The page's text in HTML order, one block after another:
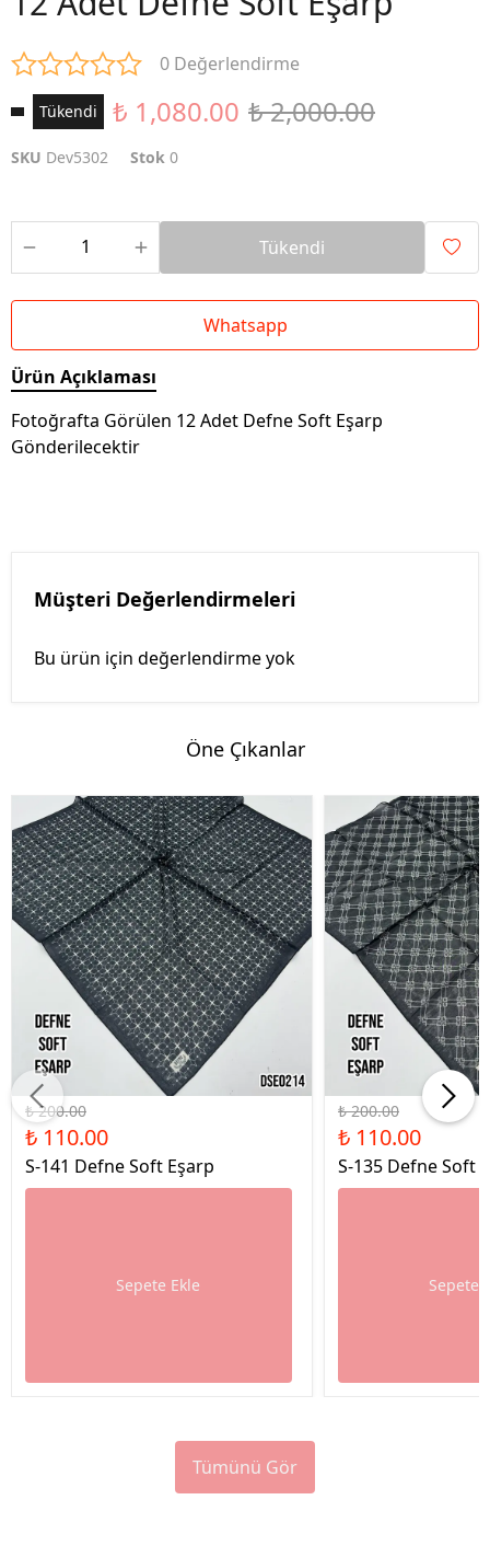
0 Değerlendirme
Tükendi ₺ 1,080.00 ₺ 2,000.00
SKU Dev5302 Stok 0
Tükendi
Whatsapp
Ürün Açıklaması
Fotoğrafta Görülen 12 Adet Defne Soft Eşarp
Gönderilecektir
Müşteri Değerlendirmeleri
Bu ürün için değerlendirme yok
Öne Çıkanlar
%45 İndirim
₺ 200.00
₺ 110.00
S-141 Defne Soft Eşarp
Sepete Ekle
%45 İndirim
₺ 200.00
₺ 110.00
S-135 Defne Soft
Sepete
Tümünü Gör